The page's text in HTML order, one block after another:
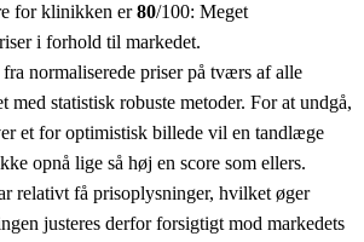
for klinikken er80/100: Meget
i forhold til markedet.
normaliserede priser på tværs af alle
med statistisk robuste metoder. For at undgå,
et for optimistisk billede vil en tandlæge
opnå lige så høj en score som ellers.
relativt få prisoplysninger, hvilket øger
justeres derfor forsigtigt mod markedets